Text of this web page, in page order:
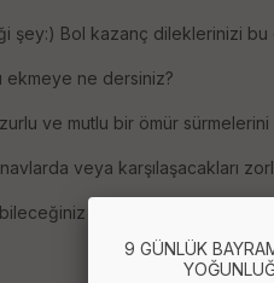
şey:) Bol kazanç dileklerinizi
ekmeye ne dersiniz?
ve mutlu bir ömür
veya karşılaşacakları
en güzel doğum günü
9 GÜNLÜK